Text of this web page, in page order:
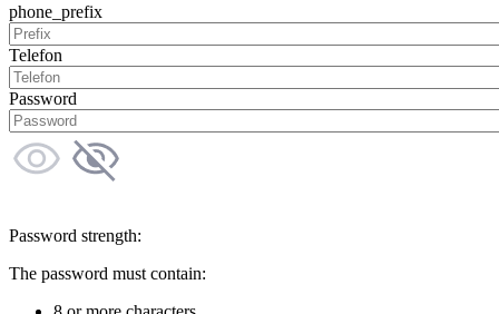
phone_prefix
Telefon
Password
Password strength:
The password must contain: